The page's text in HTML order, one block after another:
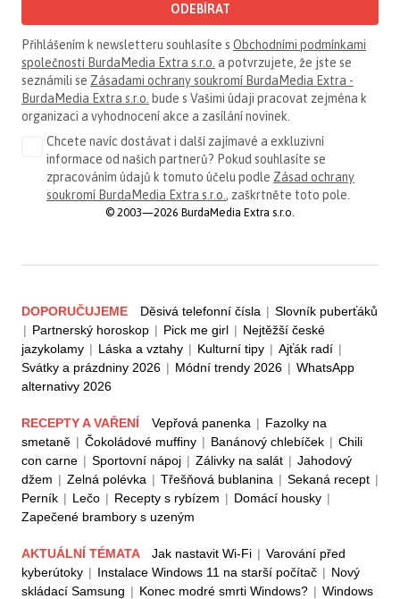
ODEBÍRAT
Přihlášením k newsletteru souhlasíte s Obchodními podmínkami
společnosti BurdaMedia Extra s.r.o. a potvrzujete, že jste se
seznámili se Zásadami ochrany soukromí BurdaMedia Extra -
BurdaMedia Extra s.r.o. bude s Vašimi údaji pracovat zejména k
organizaci a vyhodnocení akce a zasílání novinek.
Chcete navíc dostávat i další zajímavé a exkluzivní
informace od našich partnerů? Pokud souhlasíte se
zpracováním údajů k tomuto účelu podle Zásad ochrany
soukromí BurdaMedia Extra s.r.o. , zaškrtněte toto pole.
© 2003—2026 BurdaMedia Extra s.r.o.
DOPORUČUJEME Děsivá telefonní čísla | Slovník puberťáků
| Partnerský horoskop | Pick me girl | Nejtěžší české
jazykolamy | Láska a vztahy | Kulturní tipy | Ajťák radí |
Svátky a prázdniny 2026 | Módní trendy 2026 | WhatsApp
alternativy 2026
RECEPTY A VAŘENÍ Vepřová panenka | Fazolky na
smetaně | Čokoládové muffiny | Banánový chlebíček | Chili
con carne | Sportovní nápoj | Zálivky na salát | Jahodový
džem | Zelná polévka | Třešňová bublanina | Sekaná recept |
Perník | Lečo | Recepty s rybízem | Domácí housky |
Zapečené brambory s uzeným
AKTUÁLNÍ TÉMATA Jak nastavit Wi-Fi | Varování před
kyberútoky | Instalace Windows 11 na starší počítač | Nový
skládací Samsung | Konec modré smrti Windows? | Windows